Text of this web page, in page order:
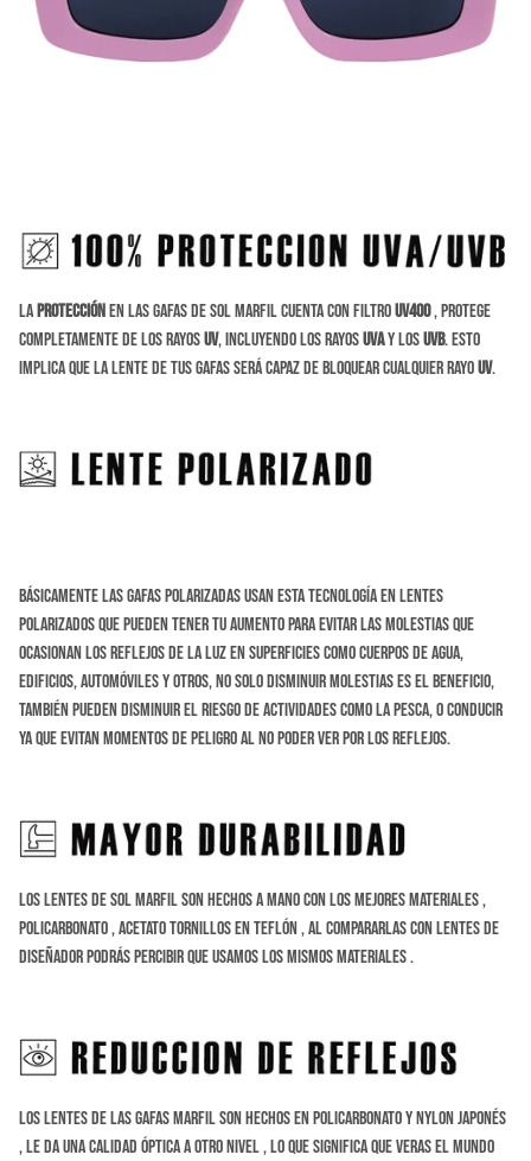
Laprotecciónen las gafas de sol Marfil cuenta con filtroUV400, protege
completamente de los rayosUV, incluyendo los rayosUVAy losUVB. Esto
implica que la lente de tus gafas será capaz de bloquear cualquier rayoUV.
Básicamente las gafas polarizadas usan esta tecnología en lentes
polarizados que pueden tener tu aumento para evitar las molestias que
ocasionan los reflejos de la luz en superficies como cuerpos de agua,
edificios, automóviles y otros, no solo disminuir molestias es el beneficio,
también pueden disminuir el riesgo de actividades como lapesca, o conducir
ya que evitan momentos de peligro al no poder ver por los reflejos.
Los Lentes de sol Marfil son hechos a Mano con los mejores materiales ,
Policarbonato , Acetato tornillos en Teflón , al compararlas con lentes de
diseñador podrás percibir que usamos los mismos materiales .
Los lentes de las gafas Marfil son hechos en Policarbonato y Nylon Japonés
, le da una calidad óptica a otro nivel , lo que significa que veras el mundo